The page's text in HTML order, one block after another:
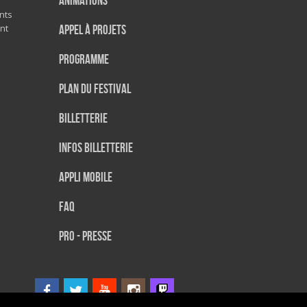
Appel à projets
Programme
Plan du festival
Billetterie
Infos Billetterie
Appli mobile
FAQ
PRO - PRESSE